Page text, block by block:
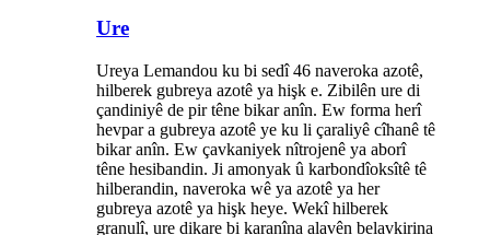
Ure
Ureya Lemandou ku bi sedî 46 naveroka azotê,
hilberek gubreya azotê ya hişk e. Zibilên ure di
çandiniyê de pir têne bikar anîn. Ew forma herî
hevpar a gubreya azotê ye ku li çaraliyê cîhanê tê
bikar anîn. Ew çavkaniyek nîtrojenê ya aborî
têne hesibandin. Ji amonyak û karbondîoksîtê tê
hilberandin, naveroka wê ya azotê ya her
gubreya azotê ya hişk heye. Wekî hilberek
granulî, ure dikare bi karanîna alavên belavkirina